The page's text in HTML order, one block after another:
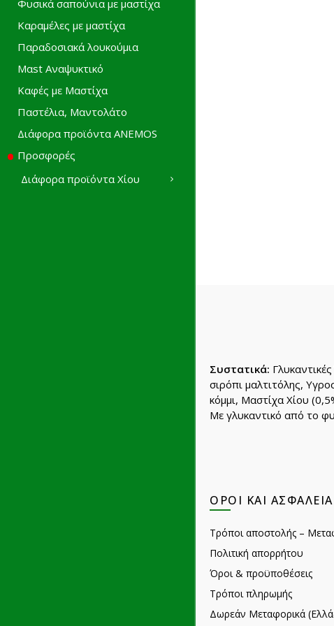
Φυσικά σαπούνια με μαστίχα
Καραμέλες με μαστίχα
Παραδοσιακά λουκούμια
Mαst Αναψυκτικό
Καφές με Μαστίχα
Παστέλια, Μαντολάτο
Διάφορα προϊόντα ANEMOS
Προσφορές
Διάφορα προϊόντα Χίου
Συστατικά:
σιρόπι μαλτιτόλης,
κόμμι, Μαστίχα Χίου
Με γλυκαντικό από το
ΌΡΟΙ ΚΑΙ ΑΣΦΆΛΕΙΑ
Τρόποι αποστολής –
Πολιτική απορρήτου
Όροι & προϋποθέσεις
Τρόποι πληρωμής
Δωρεάν Μεταφορικά